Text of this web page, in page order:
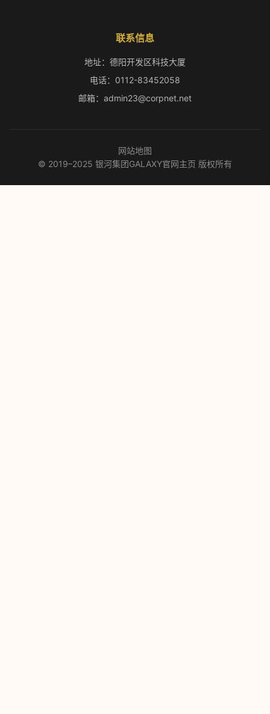
联系信息
地址：德阳开发区科技大厦
电话：0112-83452058
邮箱：admin23@corpnet.net
网站地图
© 2019–2025 银河集团GALAXY官网主页 版权所有